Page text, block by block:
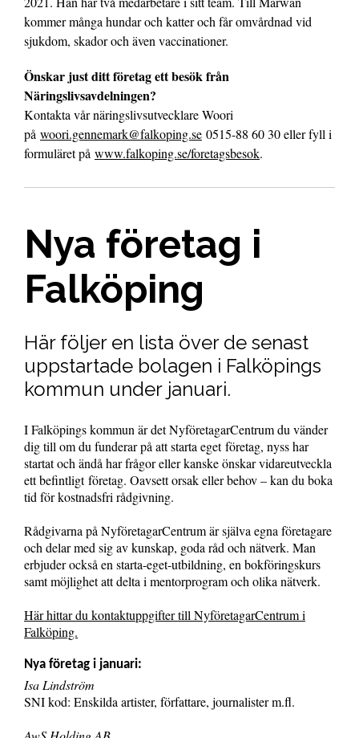
kommer många hundar och katter och får omvårdnad vid
sjukdom, skador och även vaccinationer.
Önskar just ditt företag ett besök från
Näringslivsavdelningen?
Kontakta vår näringslivsutvecklare Woori
på woori.gennemark@falkoping.se 0515-88 60 30 eller fyll i
formuläret på www.falkoping.se/foretagsbesok.
Nya företag i
Falköping
Här följer en lista över de senast
uppstartade bolagen i Falköpings
kommun under januari.
I Falköpings kommun är det NyföretagarCentrum du vänder
dig till om du funderar på att starta eget företag, nyss har
startat och ändå har frågor eller kanske önskar vidareutveckla
ett befintligt företag. Oavsett orsak eller behov – kan du boka
tid för kostnadsfri rådgivning.
Rådgivarna på NyföretagarCentrum är själva egna företagare
och delar med sig av kunskap, goda råd och nätverk. Man
erbjuder också en starta-eget-utbildning, en bokföringskurs
samt möjlighet att delta i mentorprogram och olika nätverk.
Här hittar du kontaktuppgifter till NyföretagarCentrum i
Falköping.
Nya företag i januari:
Isa Lindström
SNI kod: Enskilda artister, författare, journalister m.fl.